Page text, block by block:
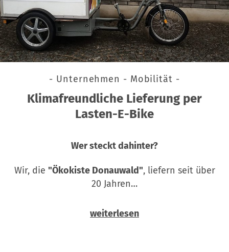
- Unternehmen - Mobilität -
Klimafreundliche Lieferung per
Lasten-E-Bike
Wer steckt dahinter?
Wir, die "Ökokiste Donauwald", liefern seit über
20 Jahren…
weiterlesen